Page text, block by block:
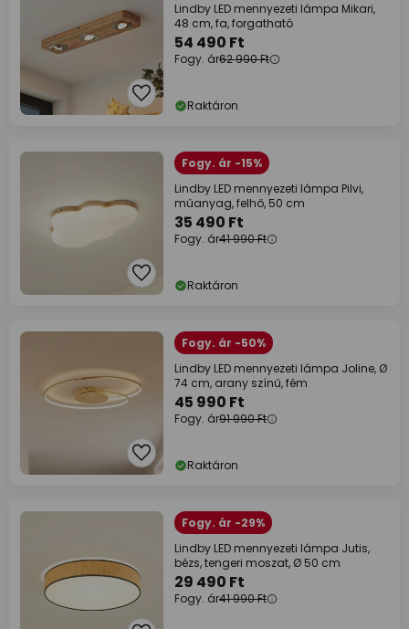
Lindby LED mennyezeti lámpa Mikari,
48 cm, fa, forgatható
54 490 Ft
Fogy. ár62 990 Ft
Raktáron
Fogy. ár -15%
Lindby LED mennyezeti lámpa Pilvi,
műanyag, felhő, 50 cm
35 490 Ft
Fogy. ár41 990 Ft
Raktáron
Fogy. ár -50%
Lindby LED mennyezeti lámpa Joline, Ø
74 cm, arany színű, fém
45 990 Ft
Fogy. ár91 990 Ft
Raktáron
Fogy. ár -29%
Lindby LED mennyezeti lámpa Jutis,
bézs, tengeri moszat, Ø 50 cm
29 490 Ft
Fogy. ár41 990 Ft